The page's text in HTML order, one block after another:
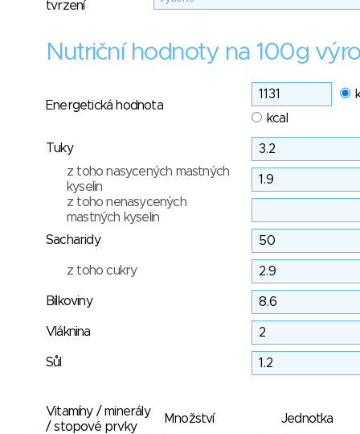
tvrzení
Nutriční hodnoty na 100g
Energetická hodnota
kcal
Tuky
z toho nasycených mastných
kyselin
z toho nenasycených
mastných kyselin
Sacharidy
z toho cukry
Bílkoviny
Vláknina
Sůl
Vitamíny / minerály
/ stopové prvky
Množství Jednotka